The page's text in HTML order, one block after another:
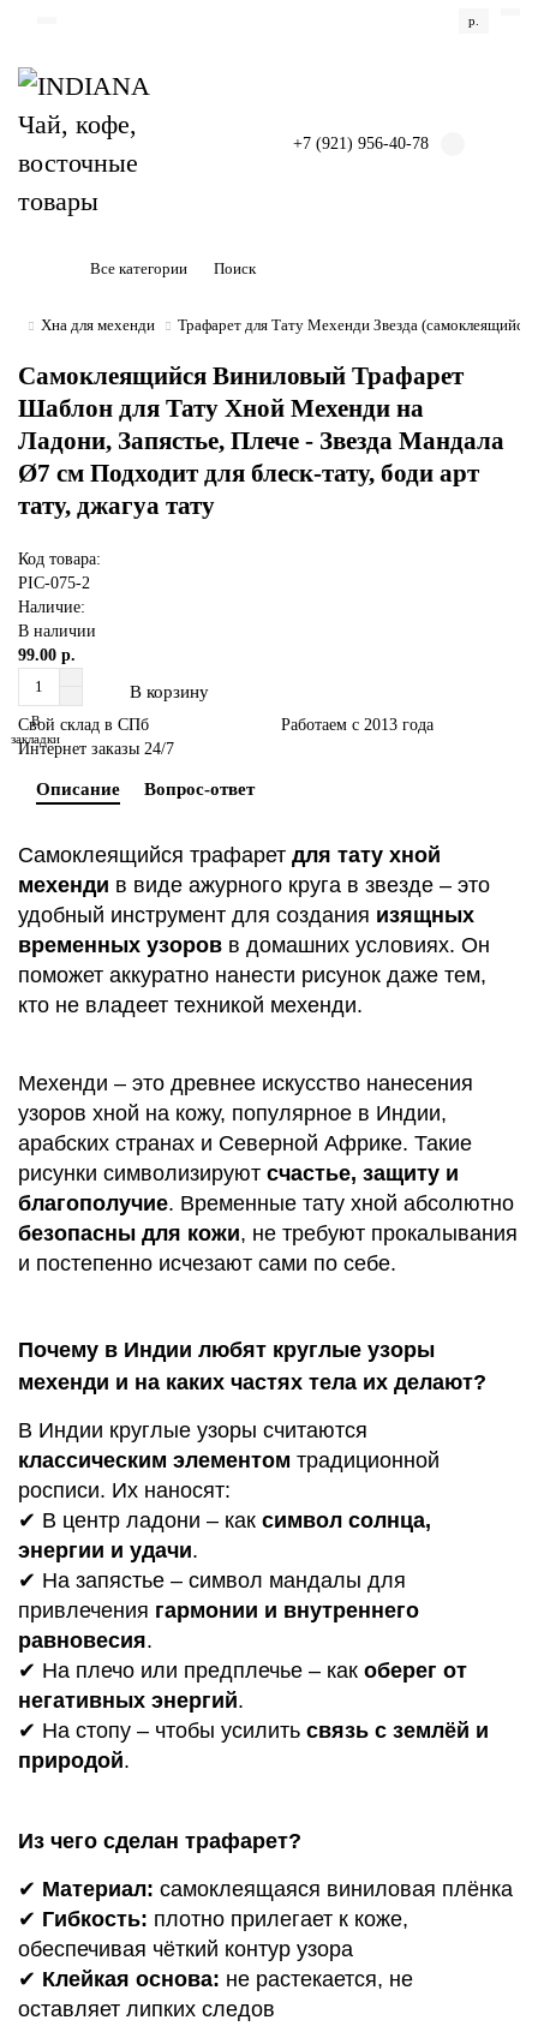
р.
+7 (921) 956-40-78
Все категории
Хна для мехенди Трафарет для Тату Мехенди Звезда
Самоклеящийся Виниловый Трафарет
Шаблон для Тату Хной Мехенди на
Ладони, Запястье, Плече - Звезда Мандала
Ø7 см Подходит для блеск-тату, боди арт
тату, джагуа тату
Код товара:
PIC-075-2
Наличие:
В наличии
99.00 р.
В корзину
В
закладки
Свой склад в СПб
Работаем с 2013 года
Интернет заказы 24/7
Описание Вопрос-ответ
Самоклеящийся трафарет для тату хной
мехенди в виде ажурного круга в звезде – это
удобный инструмент для создания изящных
временных узоров в домашних условиях. Он
поможет аккуратно нанести рисунок даже тем,
кто не владеет техникой мехенди.
Мехенди – это древнее искусство нанесения
узоров хной на кожу, популярное в Индии,
арабских странах и Северной Африке. Такие
рисунки символизируют счастье, защиту и
благополучие. Временные тату хной абсолютно
безопасны для кожи, не требуют прокалывания
и постепенно исчезают сами по себе.
Почему в Индии любят круглые узоры
мехенди и на каких частях тела их делают?
В Индии круглые узоры считаются
классическим элементом традиционной
росписи. Их наносят:
✔ В центр ладони – как символ солнца,
энергии и удачи.
✔ На запястье – символ мандалы для
привлечения гармонии и внутреннего
равновесия.
✔ На плечо или предплечье – как оберег от
негативных энергий.
✔ На стопу – чтобы усилить связь с землёй и
природой.
Из чего сделан трафарет?
✔ Материал: самоклеящаяся виниловая плёнка
✔ Гибкость: плотно прилегает к коже,
обеспечивая чёткий контур узора
✔ Клейкая основа: не растекается, не
оставляет липких следов